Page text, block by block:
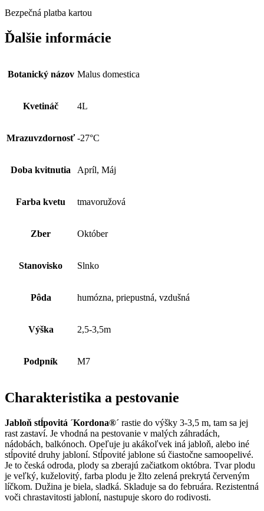
Bezpečná platba kartou
Ďalšie informácie
Botanický názov Malus domestica
Kvetináč 4L
Mrazuvzdornosť -27°C
Doba kvitnutia Apríl, Máj
Farba kvetu tmavoružová
Zber Október
Stanovisko Slnko
Pôda humózna, priepustná, vzdušná
Výška 2,5-3,5m
Podpník M7
Charakteristika a pestovanie
Jabloň stĺpovitá ´Kordona®´ rastie do výšky 3-3,5 m, tam sa jej
rast zastaví. Je vhodná na pestovanie v malých záhradách,
nádobách, balkónoch. Opeľuje ju akákoľvek iná jabloň, alebo iné
stĺpovité druhy jabloní. Stĺpovité jablone sú čiastočne samoopelivé.
Je to česká odroda, plody sa zberajú začiatkom októbra. Tvar plodu
je veľký, kuželovitý, farba plodu je žlto zelená prekrytá červeným
líčkom. Dužina je biela, sladká. Skladuje sa do februára. Rezistentná
voči chrastavitosti jabloní, nastupuje skoro do rodivosti.